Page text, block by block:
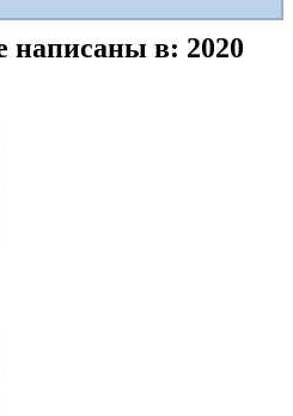
написаны в: 2020